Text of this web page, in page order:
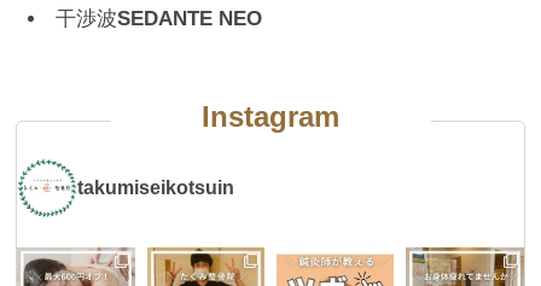
干渉波SEDANTE NEO
Instagram
takumiseikotsuin